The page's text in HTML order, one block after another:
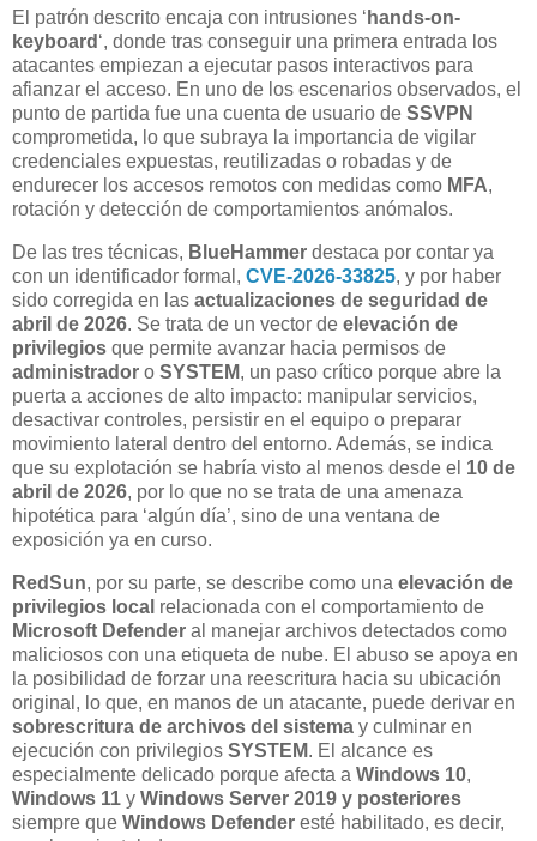
El patrón descrito encaja con intrusiones ‘ hands-on-
keyboard ‘, donde tras conseguir una primera entrada los
atacantes empiezan a ejecutar pasos interactivos para
afianzar el acceso. En uno de los escenarios observados, el
punto de partida fue una cuenta de usuario de SSVPN
comprometida, lo que subraya la importancia de vigilar
credenciales expuestas, reutilizadas o robadas y de
endurecer los accesos remotos con medidas como MFA,
rotación y detección de comportamientos anómalos.
De las tres técnicas, BlueHammer destaca por contar ya
con un identificador formal, CVE-2026-33825, y por haber
sido corregida en las actualizaciones de seguridad de
abril de 2026. Se trata de un vector de elevación de
privilegios que permite avanzar hacia permisos de
administrador o SYSTEM, un paso crítico porque abre la
puerta a acciones de alto impacto: manipular servicios,
desactivar controles, persistir en el equipo o preparar
movimiento lateral dentro del entorno. Además, se indica
que su explotación se habría visto al menos desde el 10 de
abril de 2026, por lo que no se trata de una amenaza
hipotética para ‘algún día’, sino de una ventana de
exposición ya en curso.
RedSun, por su parte, se describe como una elevación de
privilegios local relacionada con el comportamiento de
Microsoft Defender al manejar archivos detectados como
maliciosos con una etiqueta de nube. El abuso se apoya en
la posibilidad de forzar una reescritura hacia su ubicación
original, lo que, en manos de un atacante, puede derivar en
sobrescritura de archivos del sistema y culminar en
ejecución con privilegios SYSTEM. El alcance es
especialmente delicado porque afecta a Windows 10,
Windows 11 y Windows Server 2019 y posteriores
siempre que Windows Defender esté habilitado, es decir,